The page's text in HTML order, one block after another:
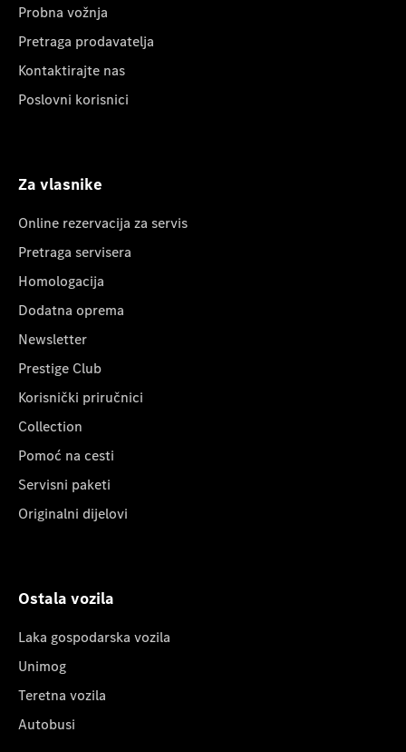
Probna vožnja
Pretraga prodavatelja
Kontaktirajte nas
Poslovni korisnici
Za vlasnike
Online rezervacija za servis
Pretraga servisera
Homologacija
Dodatna oprema
Newsletter
Prestige Club
Korisnički priručnici
Collection
Pomoć na cesti
Servisni paketi
Originalni dijelovi
Ostala vozila
Laka gospodarska vozila
Unimog
Teretna vozila
Autobusi